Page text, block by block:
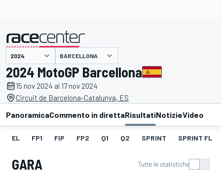
presentato da BARCELLONA
2024 MotoGP Barcellona
15 nov 2024 al 17 nov 2024
Circuit de Barcelona-Catalunya, ES
PanoramicaCommento in direttaRisultatiNotizieVideo
EL FP1 FIP FP2 Q1 Q2 SPRINT SPRINT FL
GARA Tutte le statistiche